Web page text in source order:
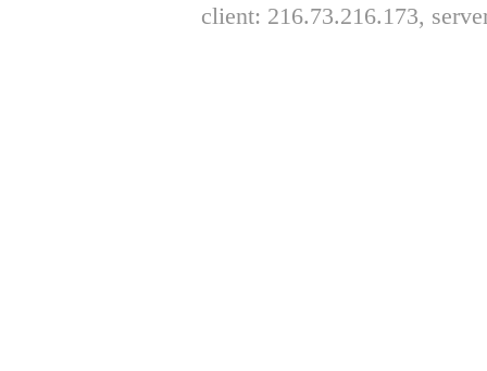
client: 216.73.216.173,